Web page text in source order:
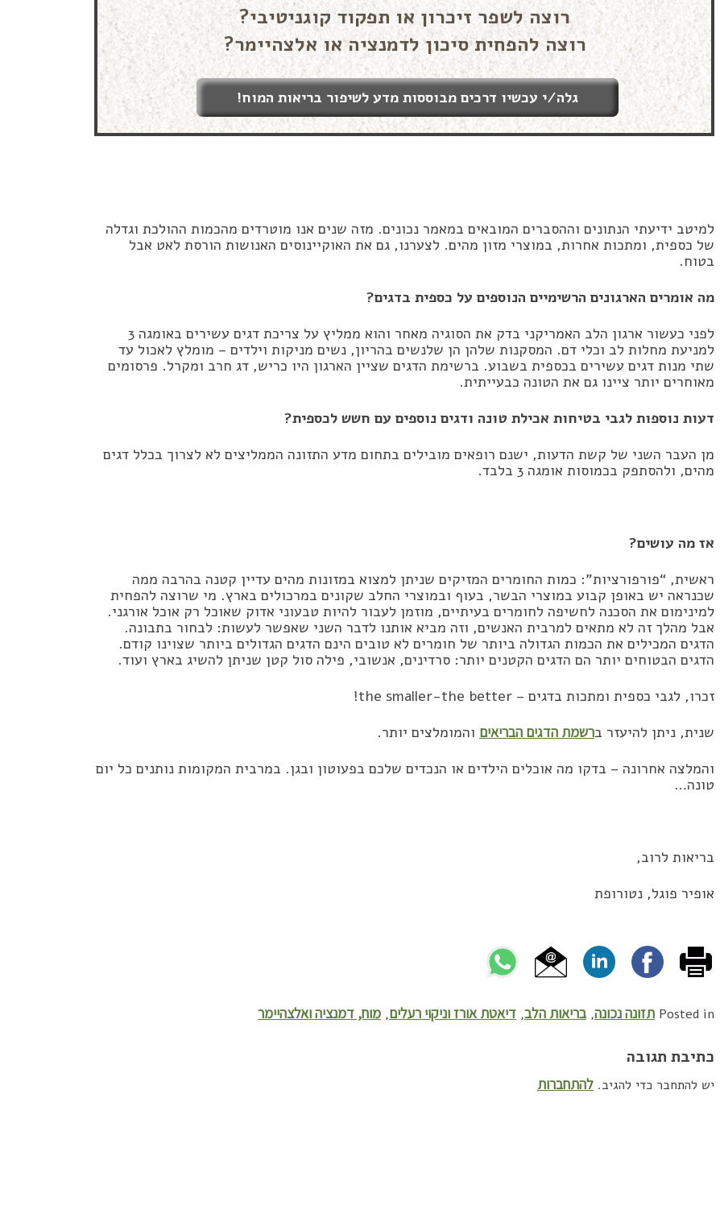
רוצה לשפר זיכרון או תפקוד קוגניטיבי?
רוצה להפחית סיכון לדמנציה או אלצהיימר?
גלה/י עכשיו דרכים מבוססות מדע לשיפור בריאות המוח!
למיטב ידיעתי הנתונים וההסברים המובאים במאמר נכונים. מזה שנים אנו מוטרדים מהכמות ההולכת וגדלה
של כספית, ומתכות אחרות, במוצרי מזון מהים. לצערנו, גם את האוקיינוסים האנושות הורסת לאט אבל
בטוח.
מה אומרים הארגונים הרשימיים הנוספים על כספית בדגים?
לפני כעשור ארגון הלב האמריקני בדק את הסוגיה מאחר והוא ממליץ על צריכת דגים עשירים באומגה 3
למניעת מחלות לב וכלי דם. המסקנות שלהן הן שלנשים בהריון, נשים מניקות וילדים – מומלץ לאכול עד
שתי מנות דגים עשירים בכספית בשבוע. ברשימת הדגים שציין הארגון היו כריש, דג חרב ומקרל. פרסומים
מאוחרים יותר ציינו גם את הטונה כבעייתית.
דעות נוספות לגבי בטיחות אכילת טונה ודגים נוספים עם חשש לכספית?
מן העבר השני של קשת הדעות, ישנם רופאים מובילים בתחום מדע התזונה הממליצים לא לצרוך בכלל דגים
מהים, ולהסתפק בכמוסות אומגה 3 בלבד.
אז מה עושים?
ראשית, “פורפורציות”: כמות החומרים המזיקים שניתן למצוא במזונות מהים עדיין קטנה בהרבה ממה
שכנראה יש באופן קבוע במוצרי הבשר, בעוף ובמוצרי החלב שקונים במרכולים בארץ. מי שרוצה להפחית
למינימום את הסכנה לחשיפה לחומרים בעיתיים, מוזמן לעבור להיות טבעוני אדוק שאוכל רק אוכל אורגני.
אבל מהלך זה לא מתאים למרבית האנשים, וזה מביא אותנו לדבר השני שאפשר לעשות: לבחור בתבונה.
הדגים המכילים את הכמות הגדולה ביותר של חומרים לא טובים הינם הדגים הגדולים ביותר שצוינו קודם.
הדגים הבטוחים יותר הם הדגים הקטנים יותר: סרדינים, אנשובי, פילה סול קטן שניתן להשיג בארץ ועוד.
זכרו, לגבי כספית ומתכות בדגים – the smaller-the better!
שנית, ניתן להיעזר ברשמת הדגים הבריאים והמומלצים יותר.
והמלצה אחרונה – בדקו מה אוכלים הילדים או הנכדים שלכם בפעוטון ובגן. במרבית המקומות נותנים כל יום
טונה…
בריאות לרוב,
אופיר פוגל, נטורופת
Posted in תזונה נכונה,בריאות הלב, דיאטת אורז וניקוי רעלים, מוח, דמנציה ואלצהיימר
כתיבת תגובה
יש להתחבר כדי להגיב. להתחברות